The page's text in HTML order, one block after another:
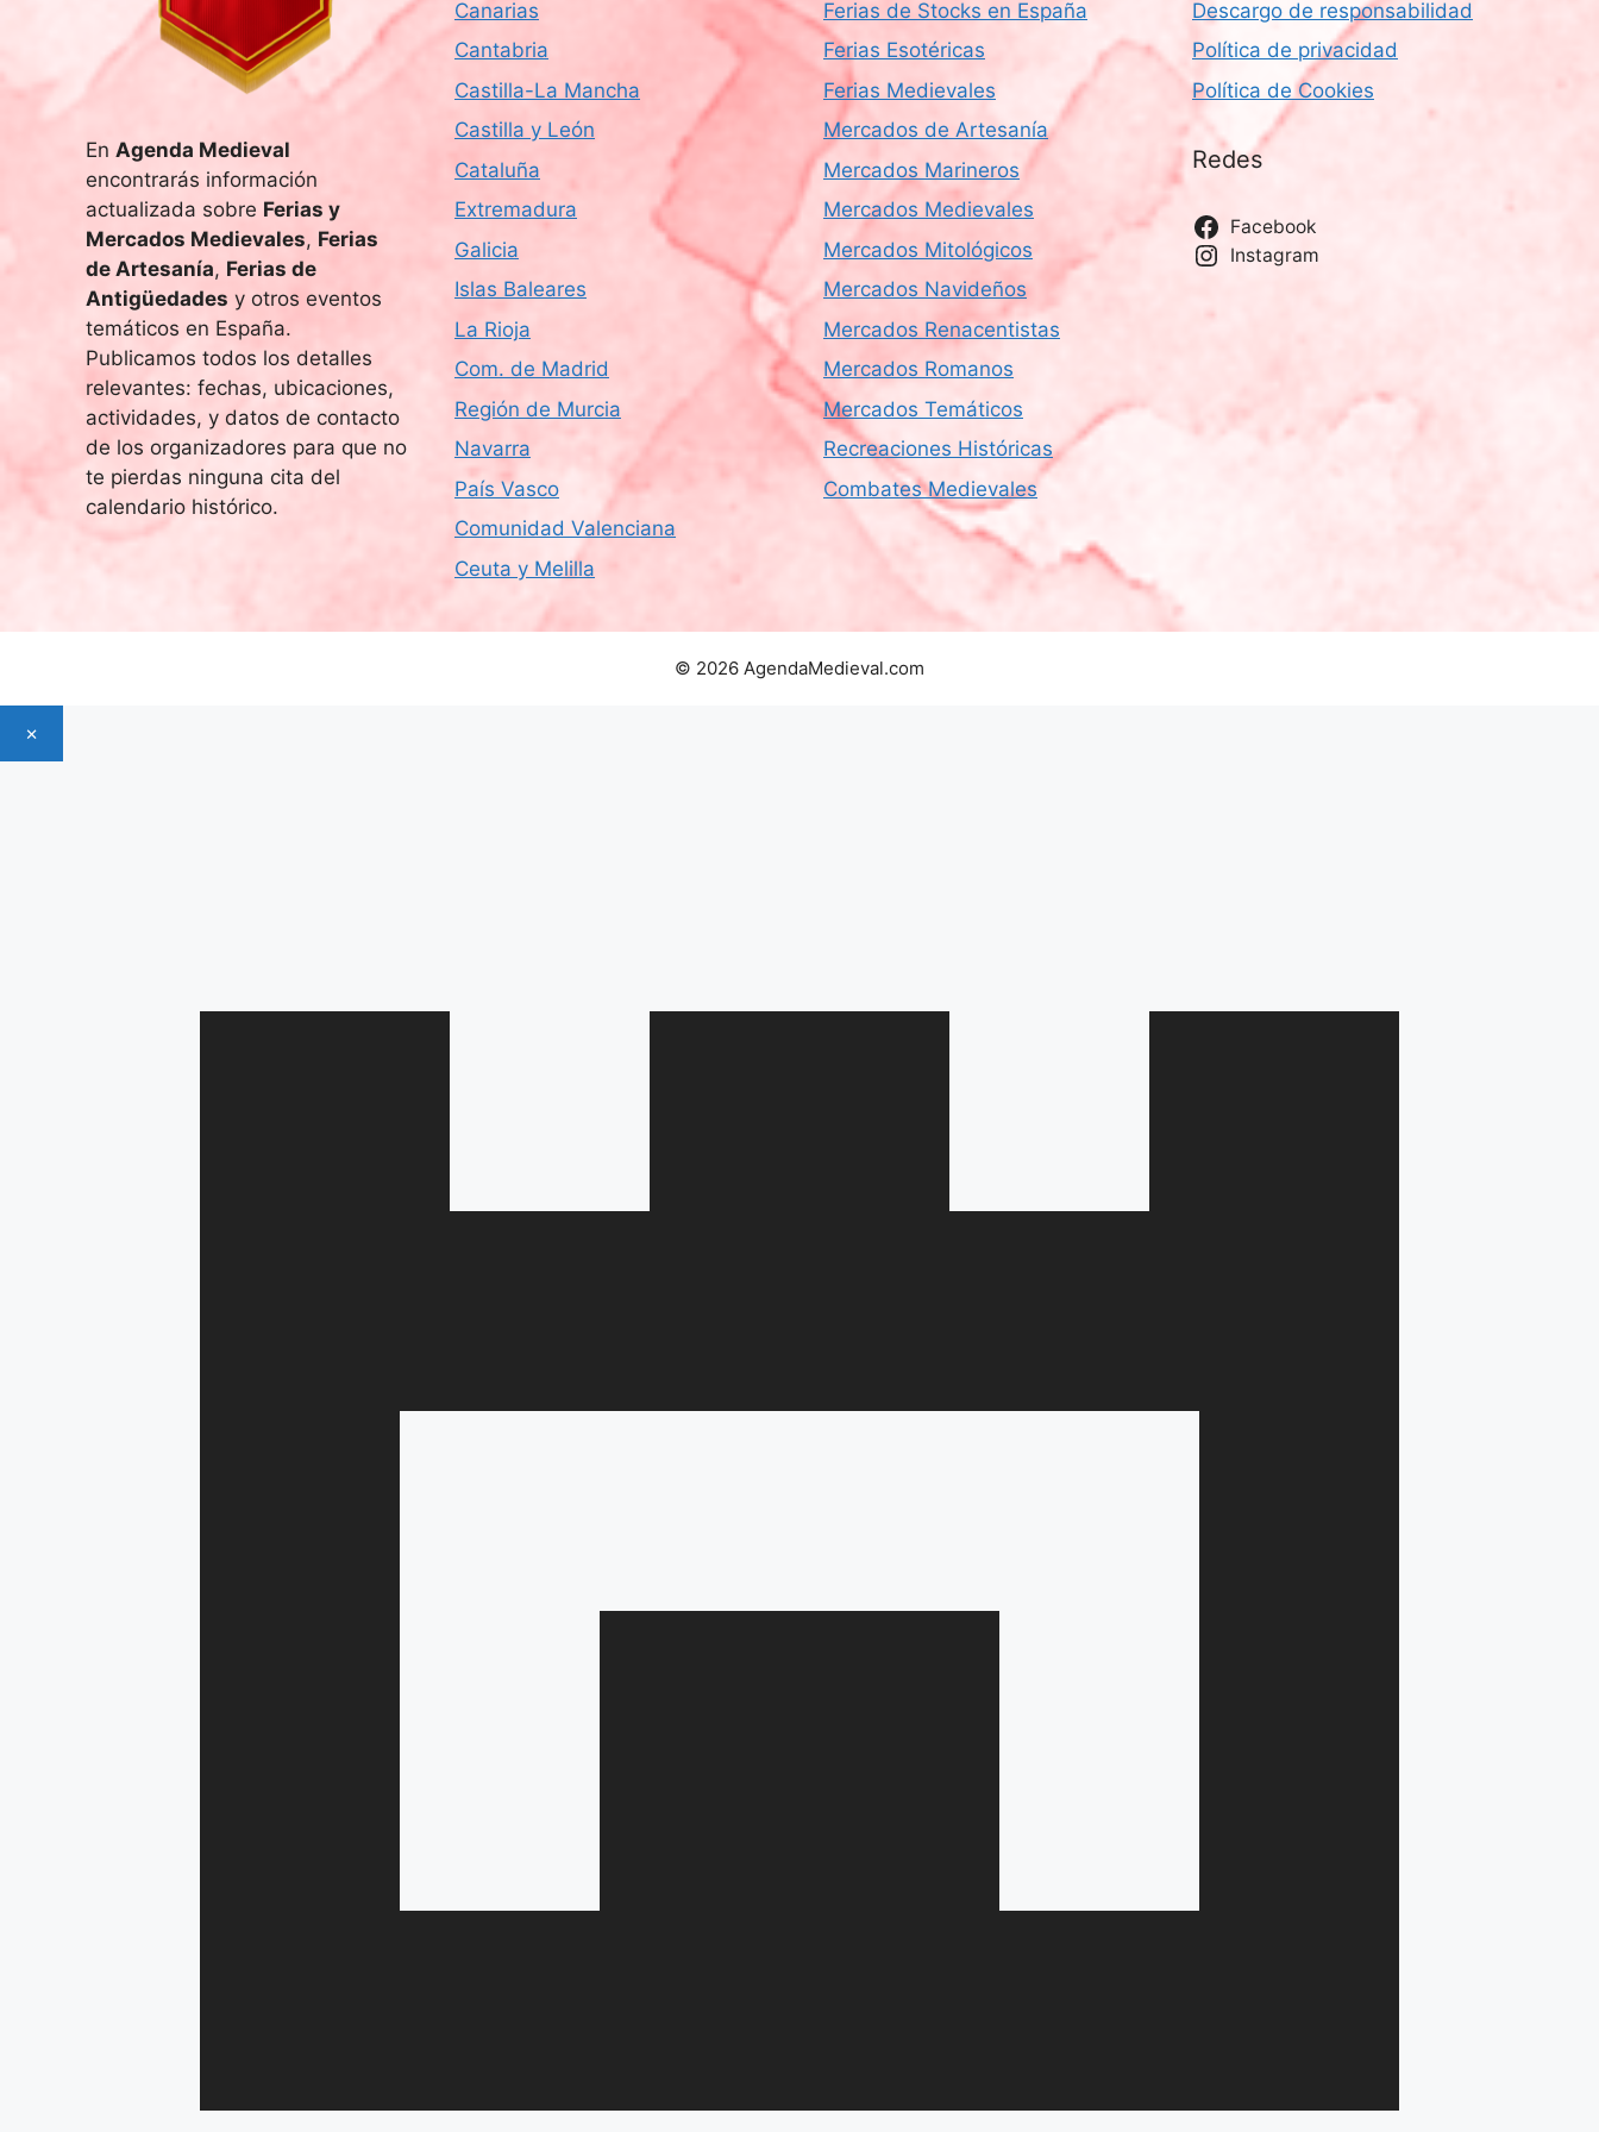
En Agenda Medieval
encontrarás información
actualizada sobre Ferias y
Mercados Medievales, Ferias
de Artesanía, Ferias de
Antigüedades y otros eventos
temáticos en España.
Publicamos todos los detalles
relevantes: fechas, ubicaciones,
actividades, y datos de contacto
de los organizadores para que no
te pierdas ninguna cita del
calendario histórico.
Canarias
Cantabria
Castilla-La Mancha
Castilla y León
Cataluña
Extremadura
Galicia
Islas Baleares
La Rioja
Com. de Madrid
Región de Murcia
Navarra
País Vasco
Comunidad Valenciana
Ceuta y Melilla
Ferias de Stocks en España
Ferias Esotéricas
Ferias Medievales
Mercados de Artesanía
Mercados Marineros
Mercados Medievales
Mercados Mitológicos
Mercados Navideños
Mercados Renacentistas
Mercados Romanos
Mercados Temáticos
Recreaciones Históricas
Combates Medievales
Descargo de responsabilidad
Política de privacidad
Política de Cookies
Redes
Facebook
Instagram
© 2026 AgendaMedieval.com
×